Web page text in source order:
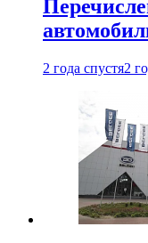
2 года спустя2